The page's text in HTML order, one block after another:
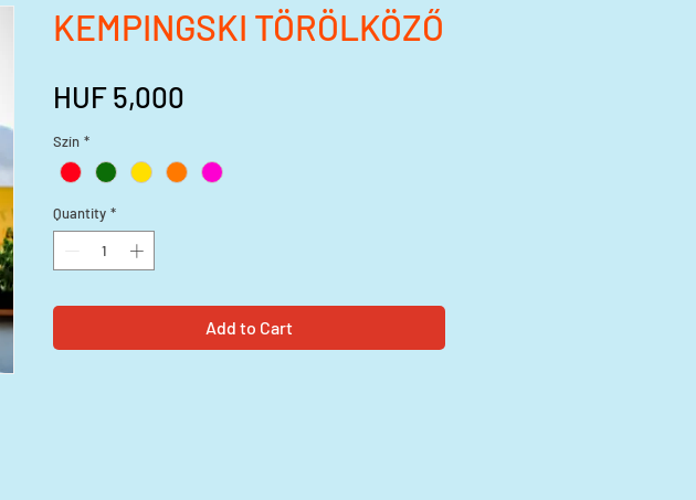
KEMPINGSKI TÖRÖLKÖZŐ
HUF 5,000
Szín *
Quantity *
Add to Cart